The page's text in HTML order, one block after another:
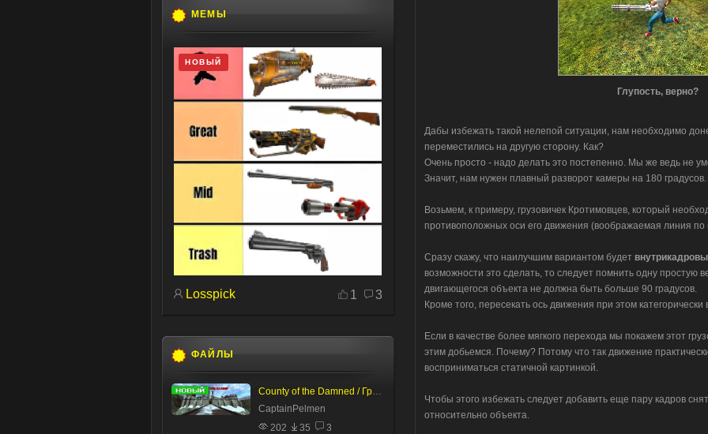
Глупость, верно?
Дабы избежать такой нелепой ситуации, нам необходимо
переместились на другую сторону. Как?
Очень просто - надо делать это постепенно. Мы же ведь не
Значит, нам нужен плавный разворот камеры на 180 градусов.
Возьмем, к примеру, грузовичек Кротимовцев, который
противоположных оси его движения (воображаемая линия по
Сразу скажу, что наилучшим вариантом будет
возможности это сделать, то следует помнить одну простую
двигающегося объекта не должна быть больше 90 градусов.
Кроме того, пересекать ось движения при этом
Если в качестве более мягкого перехода мы покажем этот
этим добьемся. Почему? Потому что так движение
восприниматься статичной картинкой.
Чтобы этого избежать следует добавить еще пару кадров
относительно объекта.
МЕМЫ
НОВЫЙ
Losspick 1 3
ФАЙЛЫ
County of the Damned / Графство Проклятых
CaptainPelmen
202
35 3